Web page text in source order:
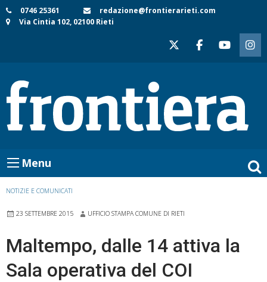
Skip
to
0746 25361
redazione@frontierarieti.com
Via Cintia 102, 02100 Rieti
Menu
NOTIZIE E COMUNICATI
23 SETTEMBRE 2015 UFFICIO STAMPA COMUNE DI RIETI
Maltempo, dalle 14 attiva la
Sala operativa del COI